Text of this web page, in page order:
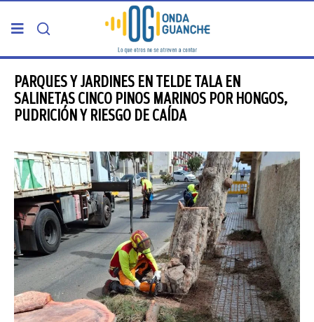
PORTADA
TELDE
GRAN CANARIA
CANARIAS
5ª COLUMNA
CARTAS DEL DIRECTOR
ENTREVISTAS
PARQUES Y JARDINES EN TELDE TALA EN
SALINETAS CINCO PINOS MARINOS POR HONGOS,
PUDRICIÓN Y RIESGO DE CAÍDA